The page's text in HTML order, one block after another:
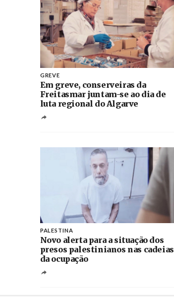
GREVE
Em greve, conserveiras da
Freitasmar juntam-se ao dia de
luta regional do Algarve
PALESTINA
Novo alerta para a situação dos
presos palestinianos nas cadeias
da ocupação